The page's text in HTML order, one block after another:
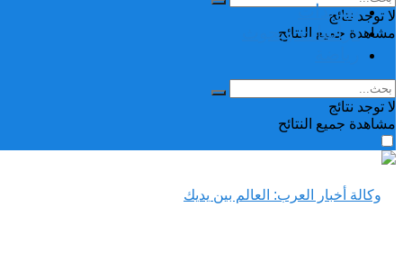
لا توجد نتائج
مشاهدة جميع النتائح
تغريدات
دراسات وبحوث
لا توجد نتائج
مشاهدة جميع النتائح